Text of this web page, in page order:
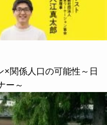
×関係人口の可能性～日
ー～